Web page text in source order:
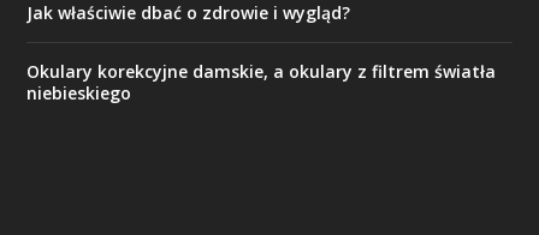
Jak właściwie dbać o zdrowie i wygląd?
Okulary korekcyjne damskie, a okulary z filtrem światła
niebieskiego